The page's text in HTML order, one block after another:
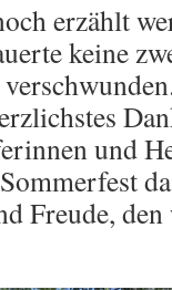
erzählt
keine
und
Freude,